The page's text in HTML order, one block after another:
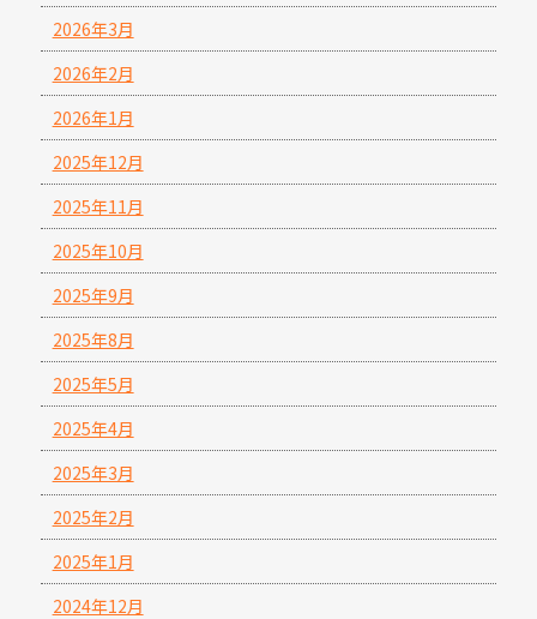
2026年3月
2026年2月
2026年1月
2025年12月
2025年11月
2025年10月
2025年9月
2025年8月
2025年5月
2025年4月
2025年3月
2025年2月
2025年1月
2024年12月